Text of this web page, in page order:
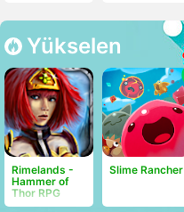
Yükselen
Rimelands -
Hammer of
Thor RPG
Slime Rancher